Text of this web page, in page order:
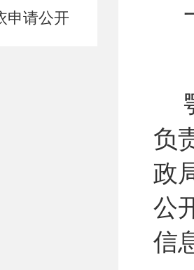
申请公开
负
政
公
信